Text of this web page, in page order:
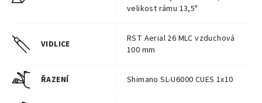
velikost rámu 13,5"
VIDLICE
RST Aerial 26 MLC vzduchová
100 mm
ŘAZENÍ Shimano SL-U6000 CUES 1x10